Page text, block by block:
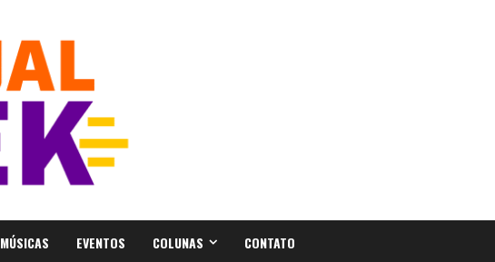
MÚSICAS EVENTOS COLUNAS CONTATO